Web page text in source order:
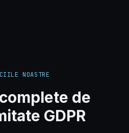
NOASTRE
de
GDPR